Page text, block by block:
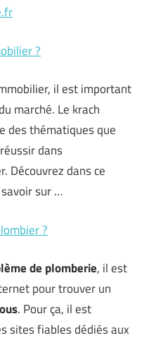
?
il est important
marché. Le krach
des thématiques que
dans
Découvrez dans ce
sur …
?
de plomberie, il est
pour trouver un
. Pour ça, il est
sites fiables dédiés aux